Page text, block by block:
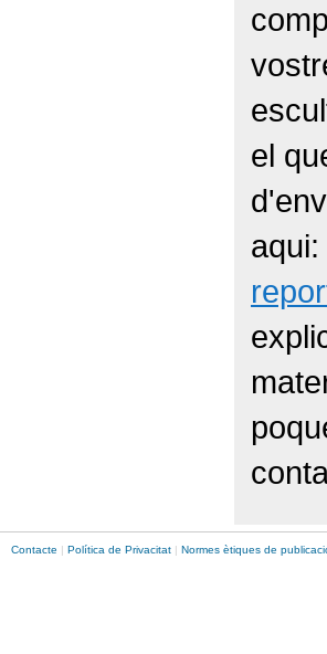
el
aqui:
Contacte | Política de Privacitat | Normes ètiques de